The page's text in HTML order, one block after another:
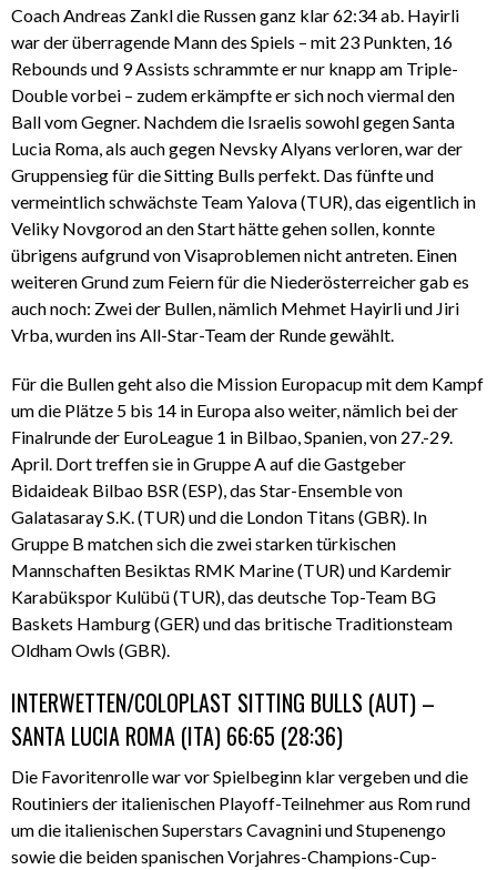
Coach Andreas Zankl die Russen ganz klar 62:34 ab. Hayirli
war der überragende Mann des Spiels – mit 23 Punkten, 16
Rebounds und 9 Assists schrammte er nur knapp am Triple-
Double vorbei – zudem erkämpfte er sich noch viermal den
Ball vom Gegner. Nachdem die Israelis sowohl gegen Santa
Lucia Roma, als auch gegen Nevsky Alyans verloren, war der
Gruppensieg für die Sitting Bulls perfekt. Das fünfte und
vermeintlich schwächste Team Yalova (TUR), das eigentlich in
Veliky Novgorod an den Start hätte gehen sollen, konnte
übrigens aufgrund von Visaproblemen nicht antreten. Einen
weiteren Grund zum Feiern für die Niederösterreicher gab es
auch noch: Zwei der Bullen, nämlich Mehmet Hayirli und Jiri
Vrba, wurden ins All-Star-Team der Runde gewählt.
Für die Bullen geht also die Mission Europacup mit dem Kampf
um die Plätze 5 bis 14 in Europa also weiter, nämlich bei der
Finalrunde der EuroLeague 1 in Bilbao, Spanien, von 27.-29.
April. Dort treffen sie in Gruppe A auf die Gastgeber
Bidaideak Bilbao BSR (ESP), das Star-Ensemble von
Galatasaray S.K. (TUR) und die London Titans (GBR). In
Gruppe B matchen sich die zwei starken türkischen
Mannschaften Besiktas RMK Marine (TUR) und Kardemir
Karabükspor Kulübü (TUR), das deutsche Top-Team BG
Baskets Hamburg (GER) und das britische Traditionsteam
Oldham Owls (GBR).
INTERWETTEN/COLOPLAST SITTING BULLS (AUT) –
SANTA LUCIA ROMA (ITA) 66:65 (28:36)
Die Favoritenrolle war vor Spielbeginn klar vergeben und die
Routiniers der italienischen Playoff-Teilnehmer aus Rom rund
um die italienischen Superstars Cavagnini und Stupenengo
sowie die beiden spanischen Vorjahres-Champions-Cup-